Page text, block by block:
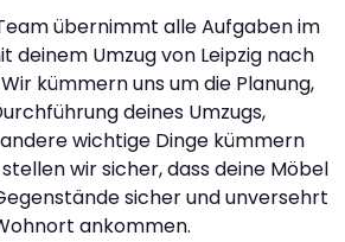
übernimmt alle Aufgaben im
deinem Umzug von Leipzig nach
kümmern uns um die Planung,
deines Umzugs,
wichtige Dinge kümmern
wir sicher, dass deine Möbel
sicher und unversehrt
ankommen.